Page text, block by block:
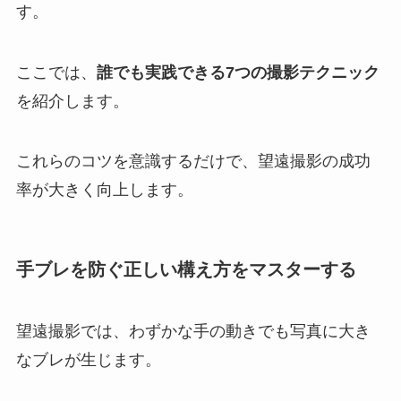
す。
ここでは、 誰でも実践できる7つの撮影テクニック
を紹介します。
これらのコツを意識するだけで、望遠撮影の成功
率が大きく向上します。
手ブレを防ぐ正しい構え方をマスターする
望遠撮影では、わずかな手の動きでも写真に大き
なブレが生じます。